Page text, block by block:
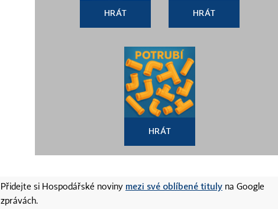
HRÁT HRÁT
HRÁT
Přidejte si Hospodářské noviny mezi své oblíbené tituly na Google
zprávách.